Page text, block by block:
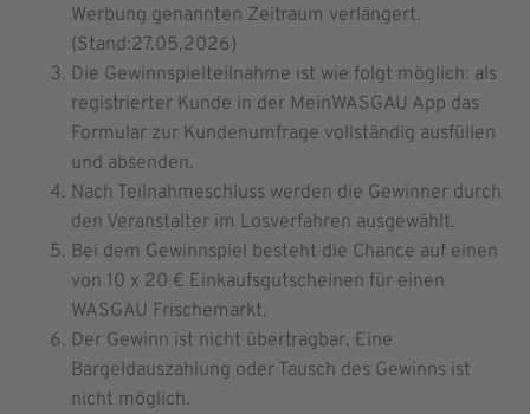
Werbung genannten Zeitraum verlängert.
(Stand:27.05.2026)
Die Gewinnspielteilnahme ist wie folgt möglich: als
registrierter Kunde in der MeinWASGAU App das
Formular zur Kundenumfrage vollständig ausfüllen
und absenden.
Nach Teilnahmeschluss werden die Gewinner durch
den Veranstalter im Losverfahren ausgewählt.
Bei dem Gewinnspiel besteht die Chance auf einen
von 10 x 20 € Einkaufsgutscheinen für einen
WASGAU Frischemarkt.
Der Gewinn ist nicht übertragbar. Eine
Bargeldauszahlung oder Tausch des Gewinns ist
nicht möglich.